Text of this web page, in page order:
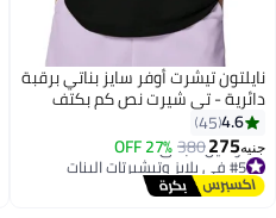
نايلتون تيشرت أوفر سايز بناتي برقبة
دائرية - تي شيرت نص كم بكتف
متدلي - قطن - للأطفال والمراهقين
تصميم فضفاض
4.6
45
جنيه275
380
27% OFF
#5 في بلايز وتيشيرتات البنات
توصيل مجاني
#5 في بلايز وتيشيرتات البنات